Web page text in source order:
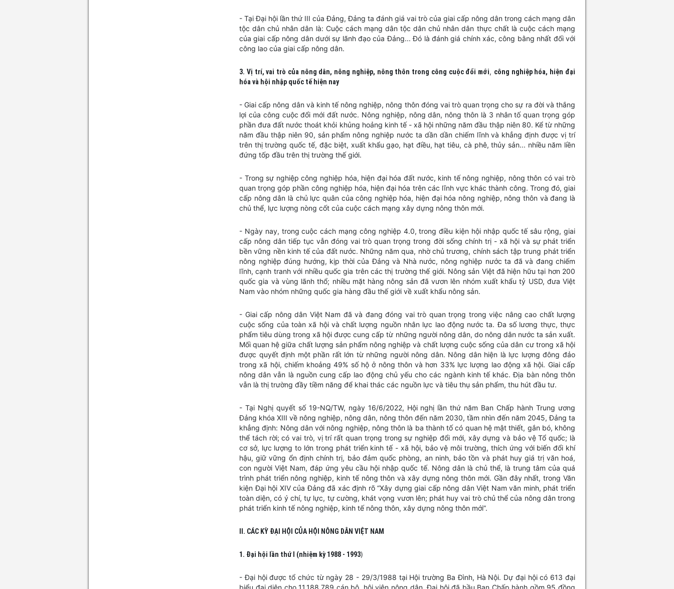
- Tại Đại hội lần thứ III của Đảng, Đảng ta đánh giá vai trò của giai cấp nông dân trong cách mạng dân
tộc dân chủ nhân dân là: Cuộc cách mạng dân tộc dân chủ nhân dân thực chất là cuộc cách mạng
của giai cấp nông dân dưới sự lãnh đạo của Đảng... Đó là đánh giá chính xác, công bằng nhất đối với
công lao của giai cấp nông dân.
3. Vị trí, vai trò của nông dân, nông nghiệp, nông thôn trong công cuộc đổi mới, công nghiệp hóa, hiện đại
hóa và hội nhập quốc tế hiện nay
- Giai cấp nông dân và kinh tế nông nghiệp, nông thôn đóng vai trò quan trọng cho sự ra đời và thắng
lợi của công cuộc đổi mới đất nước. Nông nghiệp, nông dân, nông thôn là 3 nhân tố quan trọng góp
phần đưa đất nước thoát khỏi khủng hoảng kinh tế - xã hội những năm đầu thập niên 80. Kể từ những
năm đầu thập niên 90, sản phẩm nông nghiệp nước ta dần dần chiếm lĩnh và khẳng định được vị trí
trên thị trường quốc tế, đặc biệt, xuất khẩu gạo, hạt điều, hạt tiêu, cà phê, thủy sản... nhiều năm liền
đứng tốp đầu trên thị trường thế giới.
- Trong sự nghiệp công nghiệp hóa, hiện đại hóa đất nước, kinh tế nông nghiệp, nông thôn có vai trò
quan trọng góp phần công nghiệp hóa, hiện đại hóa trên các lĩnh vực khác thành công. Trong đó, giai
cấp nông dân là chủ lực quân của công nghiệp hóa, hiện đại hóa nông nghiệp, nông thôn và đang là
chủ thể, lực lượng nòng cốt của cuộc cách mạng xây dựng nông thôn mới.
- Ngày nay, trong cuộc cách mạng công nghiệp 4.0, trong điều kiện hội nhập quốc tế sâu rộng, giai
cấp nông dân tiếp tục vẫn đóng vai trò quan trọng trong đời sống chính trị - xã hội và sự phát triển
bền vững nền kinh tế của đất nước. Những năm qua, nhờ chủ trương, chính sách tập trung phát triển
nông nghiệp đúng hướng, kịp thời của Đảng và Nhà nước, nông nghiệp nước ta đã và đang chiếm
lĩnh, cạnh tranh với nhiều quốc gia trên các thị trường thế giới. Nông sản Việt đã hiện hữu tại hơn 200
quốc gia và vùng lãnh thổ; nhiều mặt hàng nông sản đã vươn lên nhóm xuất khẩu tỷ USD, đưa Việt
Nam vào nhóm những quốc gia hàng đầu thế giới về xuất khẩu nông sản.
- Giai cấp nông dân Việt Nam đã và đang đóng vai trò quan trọng trong việc nâng cao chất lượng
cuộc sống của toàn xã hội và chất lượng nguồn nhân lực lao động nước ta. Đa số lương thực, thực
phẩm tiêu dùng trong xã hội được cung cấp từ những người nông dân, do nông dân nước ta sản xuất.
Mối quan hệ giữa chất lượng sản phẩm nông nghiệp và chất lượng cuộc sống của dân cư trong xã hội
được quyết định một phần rất lớn từ những người nông dân. Nông dân hiện là lực lượng đông đảo
trong xã hội, chiếm khoảng 49% số hộ ở nông thôn và hơn 33% lực lượng lao động xã hội. Giai cấp
nông dân vẫn là nguồn cung cấp lao động chủ yếu cho các ngành kinh tế khác. Địa bàn nông thôn
vẫn là thị trường đầy tiềm năng để khai thác các nguồn lực và tiêu thụ sản phẩm, thu hút đầu tư.
- Tại Nghị quyết số 19-NQ/TW, ngày 16/6/2022, Hội nghị lần thứ năm Ban Chấp hành Trung ương
Đảng khóa XIII về nông nghiệp, nông dân, nông thôn đến năm 2030, tầm nhìn đến năm 2045, Đảng ta
khẳng định: Nông dân với nông nghiệp, nông thôn là ba thành tố có quan hệ mật thiết, gắn bó, không
thể tách rời; có vai trò, vị trí rất quan trọng trong sự nghiệp đổi mới, xây dựng và bảo vệ Tổ quốc; là
cơ sở, lực lượng to lớn trong phát triển kinh tế - xã hội, bảo vệ môi trường, thích ứng với biến đổi khí
hậu, giữ vững ổn định chính trị, bảo đảm quốc phòng, an ninh, bảo tồn và phát huy giá trị văn hoá,
con người Việt Nam, đáp ứng yêu cầu hội nhập quốc tế. Nông dân là chủ thể, là trung tâm của quá
trình phát triển nông nghiệp, kinh tế nông thôn và xây dựng nông thôn mới. Gần đây nhất, trong Văn
kiện Đại hội XIV của Đảng đã xác định rõ “Xây dựng giai cấp nông dân Việt Nam văn minh, phát triển
toàn diện, có ý chí, tự lực, tự cường, khát vọng vươn lên; phát huy vai trò chủ thể của nông dân trong
phát triển kinh tế nông nghiệp, kinh tế nông thôn, xây dựng nông thôn mới”.
II. CÁC KỲ ĐẠI HỘI CỦA HỘI NÔNG DÂN VIỆT NAM
1. Đại hội lần thứ I (nhiệm kỳ 1988 - 1993)
- Đại hội được tổ chức từ ngày 28 - 29/3/1988 tại Hội trường Ba Đình, Hà Nội. Dự đại hội có 613 đại
biểu đại diện cho 11.188.789 cán bộ, hội viên nông dân. Đại hội đã bầu Ban Chấp hành gồm 95 đồng